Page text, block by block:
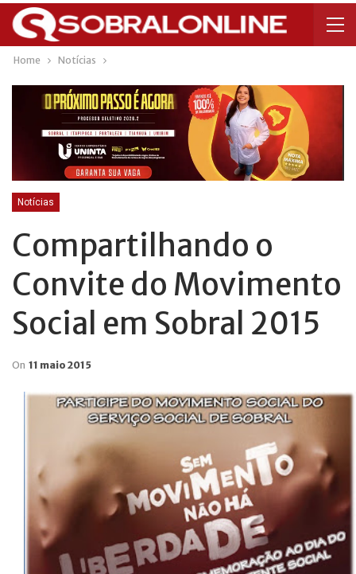
Home Notícias
Notícias
Compartilhando o
Convite do Movimento
Social em Sobral 2015
On 11 maio 2015